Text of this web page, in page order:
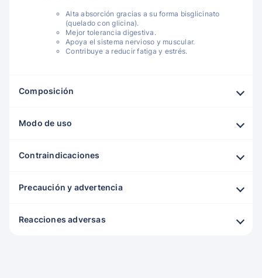
Alta absorción gracias a su forma bisglicinato
(quelado con glicina).
Mejor tolerancia digestiva.
Apoya el sistema nervioso y muscular.
Contribuye a reducir fatiga y estrés.
Composición
Modo de uso
Contraindicaciones
Precaución y advertencia
Reacciones adversas